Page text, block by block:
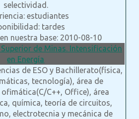
selectividad.
estudiantes
tardes
nuestra base: 2010-08-10
Superior de Minas. Intensificación
en Energía
de ESO y Bachillerato(física,
tecnología), área de
C++, Office), área
química, teoría de circuitos,
electrotecnia y mecánica de